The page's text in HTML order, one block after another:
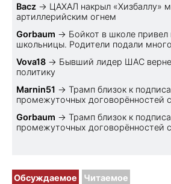
Bacz → ЦАХАЛ накрыл «Хизбаллу»
артиллерийским огнем
Gorbaum → Бойкот в школе привел
школьницы. Родители подали
Vova18 → Бывший лидер ШАС
политику
Marnin51 → Трамп близок к
промежуточных договорённостей
Gorbaum → Трамп близок к
промежуточных договорённостей
Обсуждаемое Читаемое